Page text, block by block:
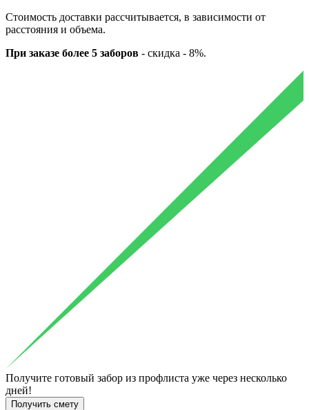
Стоимость доставки рассчитывается, в зависимости от
расстояния и объема.
При заказе более 5 заборов - скидка - 8%.
Получите готовый забор из профлиста уже через несколько
дней!